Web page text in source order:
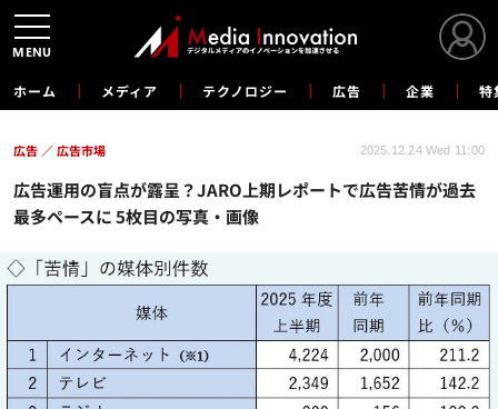
ホーム メディア テクノロジー 広告 企業 特
広告運用の盲点が露呈？JARO上期レポートで広告苦情が過去
最多ペースに 5枚目の写真・画像
広告 広告市場 2025.12.24 Wed 11:00
MENU